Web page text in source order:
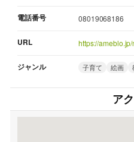
電話番号 08019068186
URL https://
ジャンル 子育て 絵画
ア